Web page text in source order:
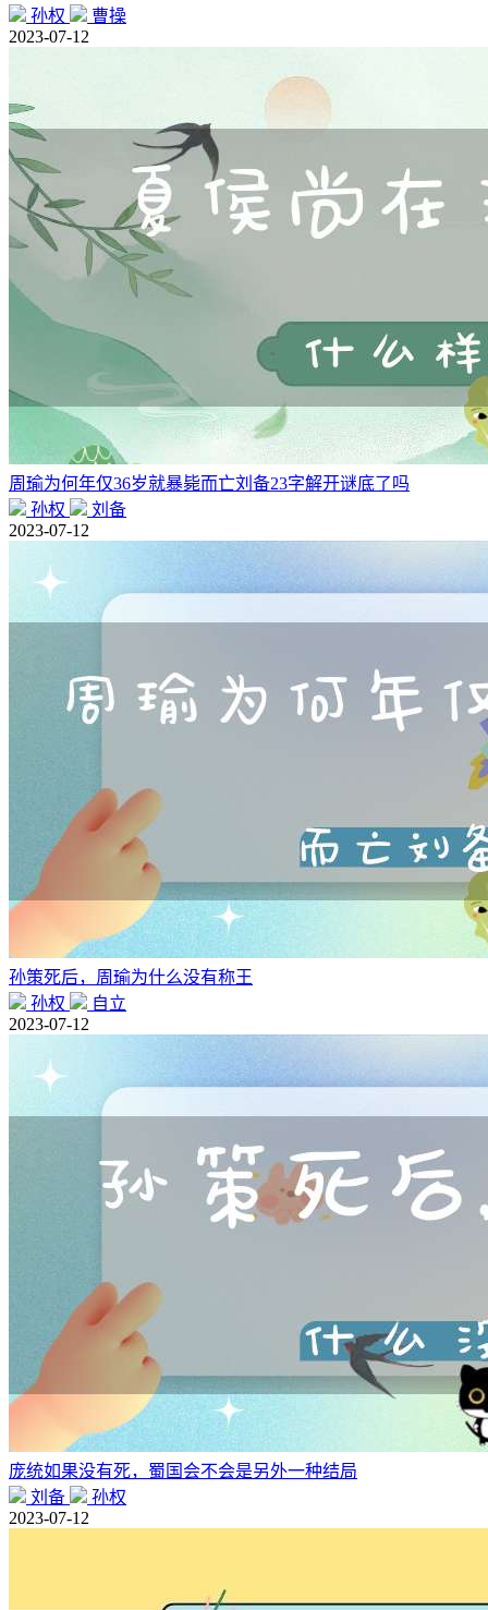
孙权
曹操
2023-07-12
周瑜为何年仅36岁就暴毙而亡刘备23字解开谜底了吗
孙权
刘备
2023-07-12
孙策死后，周瑜为什么没有称王
孙权
自立
2023-07-12
庞统如果没有死，蜀国会不会是另外一种结局
刘备
孙权
2023-07-12